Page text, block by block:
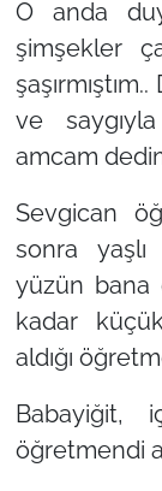
O anda
şimşekler
ve
amcam
Sevgican
sonra
yüzün bana
kadar
aldığı
öğretmendi